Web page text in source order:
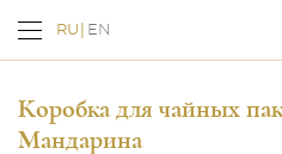
RU EN
Коробка для чайных
Мандарина